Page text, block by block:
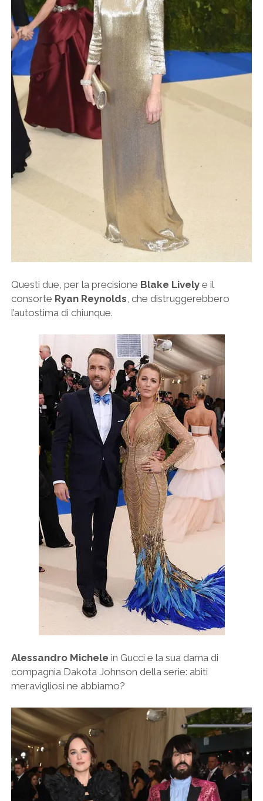
Questi due, per la precisione Blake Livelye il
consorte Ryan Reynolds , che distruggerebbero
l’autostima di chiunque.
Alessandro Michele in Gucci e la sua dama di
compagnia Dakota Johnson della serie: abiti
meravigliosi ne abbiamo?